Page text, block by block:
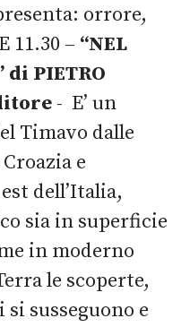
orrore,
11.30 – “NEL
di PIETRO
- E’ un
Timavo dalle
e
dell’Italia,
sia in superficie
in moderno
le scoperte,
susseguono e